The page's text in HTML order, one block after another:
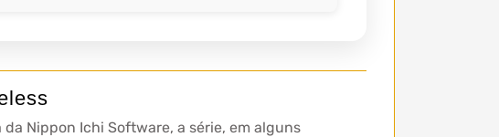
Nippon Ichi Software, a série, em alguns